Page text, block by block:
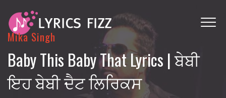
Mika Singh
Baby This Baby That Lyrics | ਬੇਬੀ
ਇਹ ਬੇਬੀ ਦੈਟ ਲਿਰਿਕਸ